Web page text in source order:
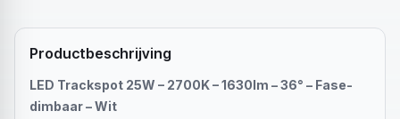
Productbeschrijving
LED Trackspot 25W – 2700K – 1630lm – 36° – Fase-
dimbaar – Wit